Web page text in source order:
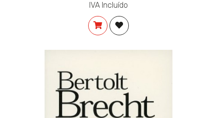
IVA Incluído
COMPRARADICIONAR À LISTA DE